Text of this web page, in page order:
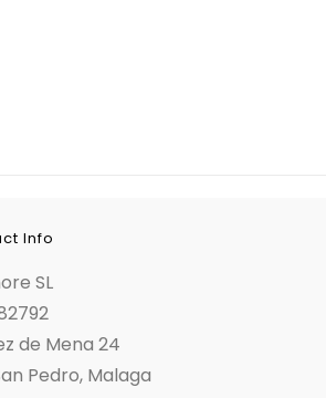
Info
SL
de Mena 24
Pedro, Malaga